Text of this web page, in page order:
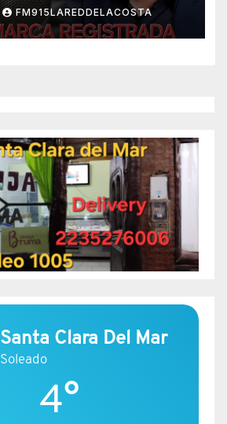
FM915LAREDDELACOSTA
Santa Clara Del Mar
Soleado
4°